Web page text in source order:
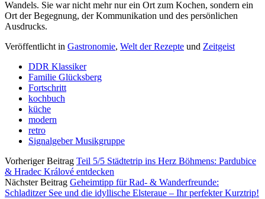
Wandels. Sie war nicht mehr nur ein Ort zum Kochen, sondern ein
Ort der Begegnung, der Kommunikation und des persönlichen
Ausdrucks.
Veröffentlicht in Gastronomie, Welt der Rezepte und Zeitgeist
DDR Klassiker
Familie Glücksberg
Fortschritt
kochbuch
küche
modern
retro
Signalgeber Musikgruppe
Vorheriger Beitrag Teil 5/5 Städtetrip ins Herz Böhmens: Pardubice
& Hradec Králové entdecken
Nächster Beitrag Geheimtipp für Rad- & Wanderfreunde:
Schladitzer See und die idyllische Elsteraue – Ihr perfekter Kurztrip!